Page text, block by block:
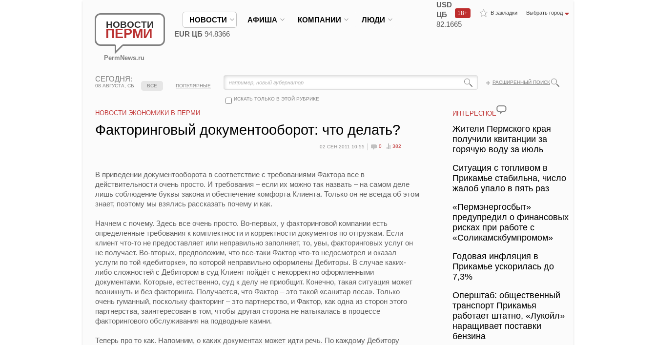
НОВОСТИ
ПЕРМИ
PermNews.ru
В закладки Выбрать город
18+
НОВОСТИ АФИША КОМПАНИИ ЛЮДИ
USD
ЦБ
82.1665
EUR ЦБ 94.8366
СЕГОДНЯ:
08 АВГУСТА, СБ
РАСШИРЕННЫЙ ПОИСК
ИСКАТЬ ТОЛЬКО В ЭТОЙ РУБРИКЕ
ВСЕ ПОПУЛЯРНЫЕ
НОВОСТИ ЭКОНОМИКИ В ПЕРМИ
Факторинговый документооборот: что делать?
02 СЕН 2011 10:55 0 382
В приведении документооборота в соответствие с требованиями Фактора все в
действительности очень просто. И требования – если их можно так назвать – на самом деле
лишь соблюдение буквы закона и обеспечение комфорта Клиента. Только он не всегда об этом
знает, поэтому мы взялись рассказать почему и как.
Начнем с почему. Здесь все очень просто. Во-первых, у факторинговой компании есть
определенные требования к комплектности и корректности документов по отгрузкам. Если
клиент что-то не предоставляет или неправильно заполняет, то, увы, факторинговых услуг он
не получает. Во-вторых, предположим, что все-таки Фактор что-то недосмотрел и оказал
услуги по той «дебиторке», по которой неправильно оформлены Дебиторы. В случае каких-
либо сложностей с Дебитором в суд Клиент пойдёт с некорректно оформленными
документами. Которые, естественно, суд к делу не приобщит. Конечно, такая ситуация может
возникнуть и без факторинга. Получается, что Фактор – это такой «санитар леса». Только
очень гуманный, поскольку факторинг – это партнерство, и Фактор, как одна из сторон этого
партнерства, заинтересован в том, чтобы другая сторона не натыкалась в процессе
факторингового обслуживания на подводные камни.
Теперь про то как. Напомним, о каких документах может идти речь. По каждому Дебитору
ИНТЕРЕСНОЕ
Жители Пермского края
получили квитанции за
горячую воду за июль
Ситуация с топливом в
Прикамье стабильна, число
жалоб упало в пять раз
«Пермэнергосбыт»
предупредил о финансовых
рисках при работе с
«Соликамскбумпромом»
Годовая инфляция в
Прикамье ускорилась до
7,3%
Оперштаб: общественный
транспорт Прикамья
работает штатно, «Лукойл»
наращивает поставки
бензина